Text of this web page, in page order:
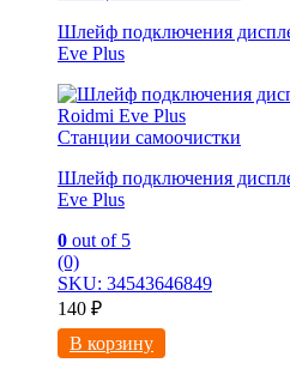
Шлейф подключения
Eve Plus
Станции самоочистки
Шлейф подключения
Eve Plus
0 out of 5
(0)
SKU: 34543646849
140 ₽
В корзину